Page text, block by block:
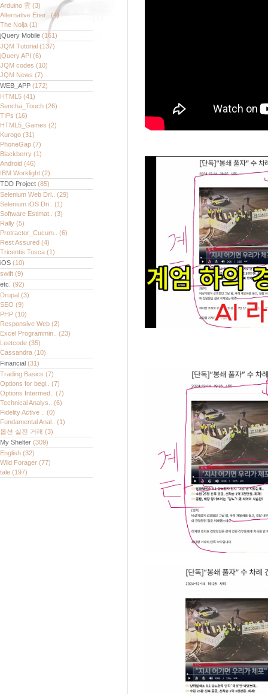
Arduino 雲 (3)
Alternative Ener.. (4)
The Nolja (1)
jQuery Mobile (161)
JQM Tutorial (137)
jQuery API (6)
JQM codes (10)
JQM News (7)
WEB_APP (172)
HTML5 (41)
Sencha_Touch (26)
TIPs (16)
HTML5_Games (2)
Kurogo (31)
PhoneGap (7)
Blackberry (1)
Android (46)
IBM Worklight (2)
TDD Project (85)
Selenium Web Dri.. (29)
Selenium iOS Dri.. (1)
Software Estimat.. (3)
Rally (5)
Protractor_Cucum.. (6)
Rest Assured (4)
Tricentis Tosca (1)
iOS (10)
swift (9)
etc. (92)
Drupal (3)
SEO (9)
PHP (10)
Responsive Web (2)
Excel Programmin.. (23)
Leetcode (35)
Cassandra (10)
Financial (31)
Trading Basics (7)
Options for begi.. (7)
Options Intermed.. (7)
Technical Analys.. (6)
Fidelity Active .. (0)
Fundamental Anal.. (1)
옵션 실전 거래 (3)
My Shelter (309)
English (32)
Wild Forager (77)
tale (197)